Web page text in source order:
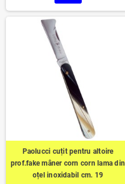
Paolucci cuțit pentru altoire
prof.fake mâner corn corn lama din
oțel inoxidabil cm. 19